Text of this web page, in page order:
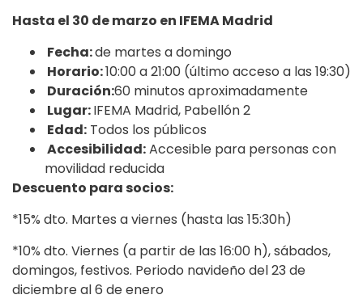
Hasta el 30 de marzo en IFEMA Madrid
Fecha:de martes a domingo
Horario:10:00 a 21:00 (último acceso a las 19:30)
Duración:60 minutos aproximadamente
Lugar:IFEMA Madrid, Pabellón 2
Edad: Todos los públicos
Accesibilidad:Accesible para personas con
movilidad reducida
Descuento para socios:
*15% dto. Martes a viernes (hasta las 15:30h)
*10% dto. Viernes (a partir de las 16:00 h), sábados,
domingos, festivos. Periodo navideño del 23 de
diciembre al 6 de enero